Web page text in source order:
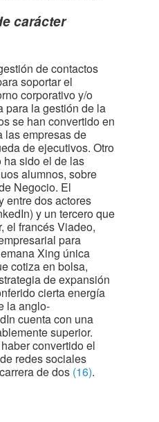
carácter
de contactos
soportar el
corporativo y/o
para la gestión de la
se han convertido en
las empresas de
de ejecutivos. Otro
ha sido el de las
alumnos, sobre
Negocio. El
entre dos actores
y un tercero que
el francés Viadeo,
para
Xing única
cotiza en bolsa,
de expansión
cierta energía
la anglo-
cuenta con una
superior.
convertido el
redes sociales
de dos (16).